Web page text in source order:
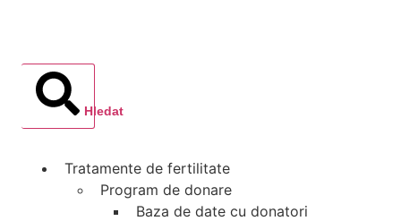
Hledat
Tratamente de fertilitate
Program de donare
Baza de date cu donatori